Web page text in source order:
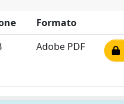
Formato
Adobe PDF